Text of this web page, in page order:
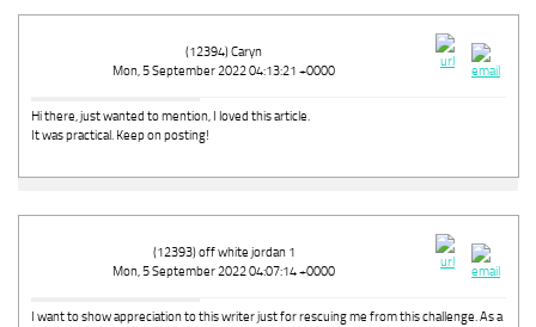
(12394) Caryn
Mon, 5 September 2022 04:13:21 +0000
Hi there, just wanted to mention, I loved this article.
It was practical. Keep on posting!
(12393) off white jordan 1
Mon, 5 September 2022 04:07:14 +0000
I want to show appreciation to this writer just for rescuing me from this challenge. As a